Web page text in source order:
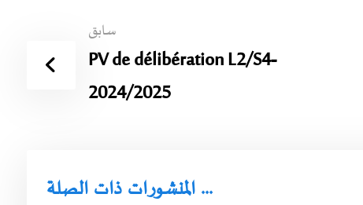
سابق
PV de délibération L2/S4-
2024/2025
المنشورات ذات الصلة ...